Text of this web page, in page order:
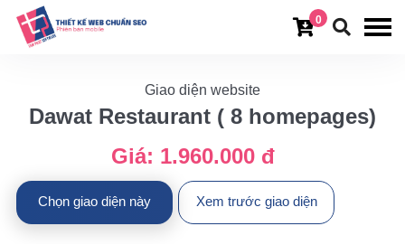
0
Giao diện website
Dawat Restaurant ( 8 homepages)
Giá: 1.960.000 đ
Chọn giao diện này Xem trước giao diện